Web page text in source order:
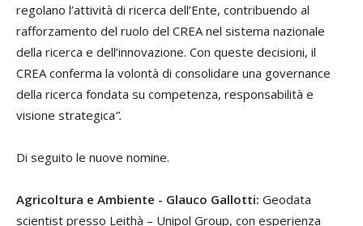
regolano l’attività di ricerca dell’Ente, contribuendo al
rafforzamento del ruolo del CREA nel sistema nazionale
della ricerca e dell’innovazione. Con queste decisioni, il
CREA conferma la volontà di consolidare una governance
della ricerca fondata su competenza, responsabilità e
visione strategica”.
Di seguito le nuove nomine.
Agricoltura e Ambiente - Glauco Gallotti: Geodata
scientist presso Leithà – Unipol Group, con esperienza